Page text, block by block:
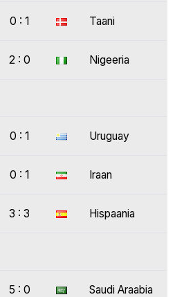
0 : 1 Taani
2 : 0 Nigeeria
0 : 1 Uruguay
0 : 1 Iraan
3 : 3 Hispaania
5 : 0 Saudi Araabia